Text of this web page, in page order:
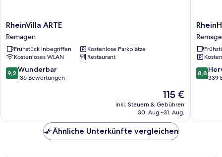
RheinVilla
ARTE
Remagen
RheinVilla ARTE
Remagen
Frühstück inbegriffen
Kostenlose Parkplätze
Kostenloses WLAN
Restaurant
9.2
von
9,2 Wunderbar
136 Bewertungen
Der
Preis
beträgt
115 €
inkl. Steuern & Gebühren
30. Aug.–31. Aug.
Arte
8.8
von
8,8
339
Ähnliche Unterkünfte vergleichen